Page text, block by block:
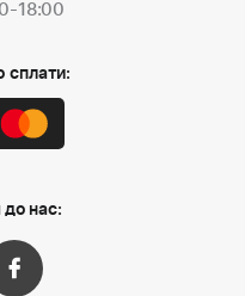
18:00
сплати:
нас: